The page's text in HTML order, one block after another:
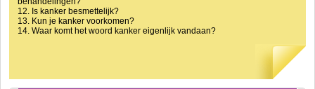
12. Is kanker besmettelijk?
13. Kun je kanker voorkomen?
14. Waar komt het woord kanker eigenlijk vandaan?